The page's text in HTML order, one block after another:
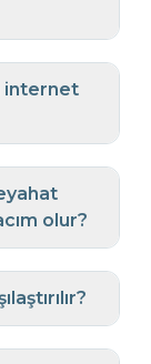
internet
olur?